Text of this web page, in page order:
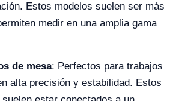
Estos modelos suelen ser más
medir en una amplia gama
de mesa: Perfectos para trabajos
alta precisión y estabilidad. Estos